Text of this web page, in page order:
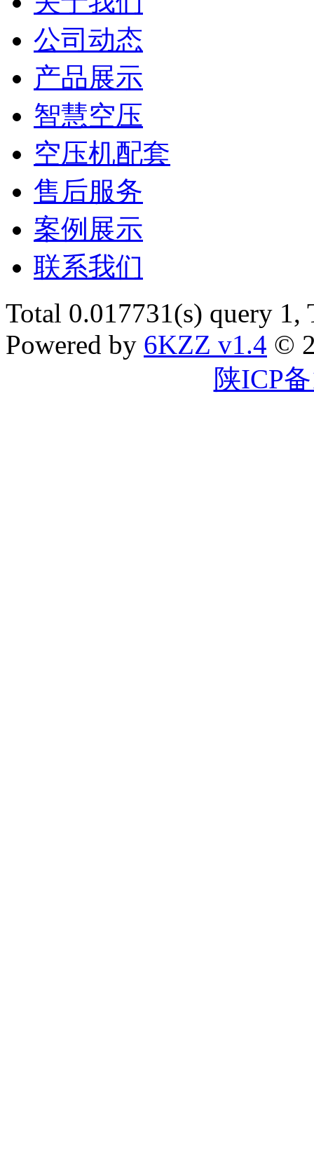
公司动态
产品展示
智慧空压
空压机配套
售后服务
案例展示
联系我们
Total 0.017731(s) query
Powered by 6KZZ v1.4 ©
陕ICP